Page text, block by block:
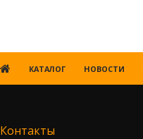
КАТАЛОГ НОВОСТИ
Контакты